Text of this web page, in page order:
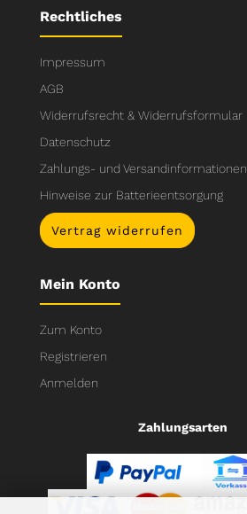
Rechtliches
Impressum
AGB
Widerrufsrecht & Widerrufsformular
Datenschutz
Zahlungs- und Versandinformationen
Hinweise zur Batterieentsorgung
Vertrag widerrufen
Mein Konto
Zum Konto
Registrieren
Anmelden
Zahlungsarten